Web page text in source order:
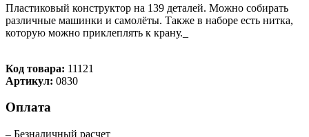
Пластиковый конструктор на 139 деталей. Можно собирать
различные машинки и самолёты. Также в наборе есть нитка,
которую можно приклеплять к крану._
Код товара: 11121
Артикул: 0830
Оплата
– Безналичный расчет